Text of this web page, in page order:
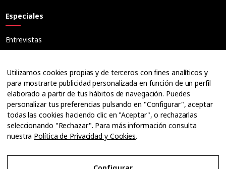
Especiales
Entrevistas
Ópticos
Cuadernos
Guías
Dossier
Anuarios
Ofertas de empleo
Utilizamos cookies propias y de terceros con fines analíticos y
para mostrarte publicidad personalizada en función de un perfil
elaborado a partir de tus hábitos de navegación. Puedes
personalizar tus preferencias pulsando en "Configurar", aceptar
todas las cookies haciendo clic en "Aceptar", o rechazarlas
seleccionando "Rechazar". Para más información consulta
nuestra Política de Privacidad y Cookies.